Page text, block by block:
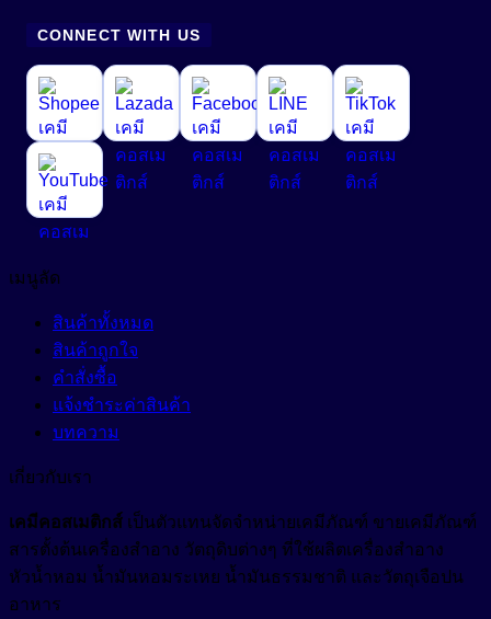
CONNECT WITH US
เมนูลัด
สินค้าทั้งหมด
สินค้าถูกใจ
คำสั่งซื้อ
แจ้งชำระค่าสินค้า
บทความ
เกี่ยวกับเรา
เคมีคอสเมติกส์ เป็นตัวแทนจัดจำหน่ายเคมีภัณฑ์ ขายเคมีภัณฑ์
สารตั้งต้นเครื่องสำอาง วัตถุดิบต่างๆ ที่ใช้ผลิตเครื่องสำอาง
หัวน้ำหอม น้ำมันหอมระเหย น้ำมันธรรมชาติ และวัตถุเจือปน
อาหาร